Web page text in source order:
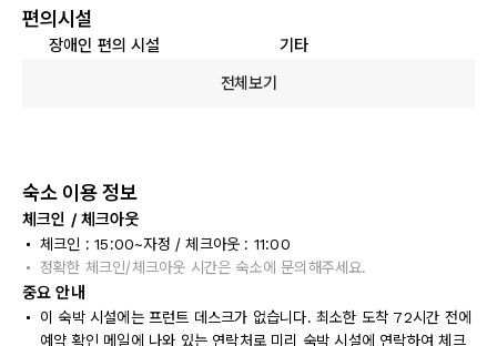
편의시설
장애인 편의 시설
기타
전체보기
숙소 이용 정보
체크인 / 체크아웃
체크인 : 15:00~자정 / 체크아웃 : 11:00
정확한 체크인/체크아웃 시간은 숙소에 문의해주세요.
중요 안내
이 숙박 시설에는 프런트 데스크가 없습니다. 최소한 도착 72시간 전에
예약 확인 메일에 나와 있는 연락처로 미리 숙박 시설에 연락하여 체크